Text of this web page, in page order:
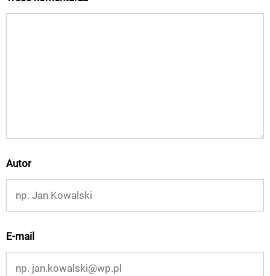
Autor
E-mail